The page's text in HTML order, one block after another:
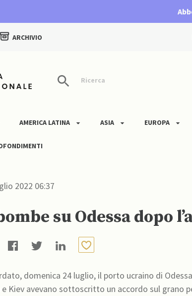
ARCHIVIO
Ricerca
AMERICA LATINA ASIA EUROPA
2022 06:37
su Odessa dopo
domenica 24 luglio, il porto ucraino di
Kiev avevano sottoscritto un accordo sul grano